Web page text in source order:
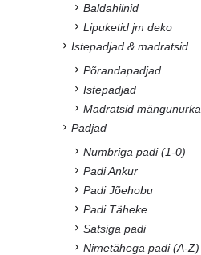
Baldahiinid
Lipuketid jm deko
Istepadjad & madratsid
Põrandapadjad
Istepadjad
Madratsid mängunurka
Padjad
Numbriga padi (1-0)
Padi Ankur
Padi Jõehobu
Padi Täheke
Satsiga padi
Nimetähega padi (A-Z)